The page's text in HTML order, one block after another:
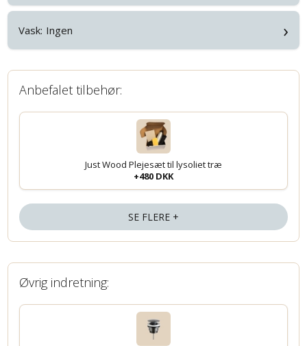
Vask: Ingen ›
Anbefalet tilbehør:
Just Wood Plejesæt til lysoliet træ
+480 DKK
SE FLERE +
Øvrig indretning: